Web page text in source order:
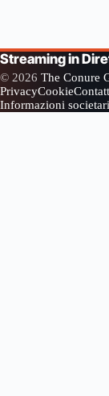
Streaming in
© 2026 The Conure
PrivacyCookie
Informazioni